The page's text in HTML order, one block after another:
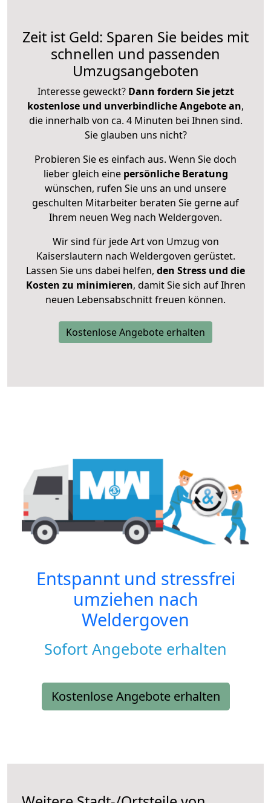
Zeit ist Geld: Sparen Sie beides mit
schnellen und passenden
Umzugsangeboten
Interesse geweckt? Dann fordern Sie jetzt
kostenlose und unverbindliche Angebote an,
die innerhalb von ca. 4 Minuten bei Ihnen sind.
Sie glauben uns nicht?
Probieren Sie es einfach aus. Wenn Sie doch
lieber gleich eine persönliche Beratung
wünschen, rufen Sie uns an und unsere
geschulten Mitarbeiter beraten Sie gerne auf
Ihrem neuen Weg nach Weldergoven.
Wir sind für jede Art von Umzug von
Kaiserslautern nach Weldergoven gerüstet.
Lassen Sie uns dabei helfen, den Stress und die
Kosten zu minimieren, damit Sie sich auf Ihren
neuen Lebensabschnitt freuen können.
Kostenlose Angebote erhalten
Entspannt und stressfrei
umziehen nach
Weldergoven
Sofort Angebote erhalten
Kostenlose Angebote erhalten